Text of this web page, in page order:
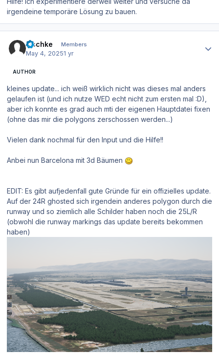
irgendeine temporäre Lösung zu bauen.
zischke Members
May 4, 20251 yr
AUTHOR
kleines update... ich weiß wirklich nicht was dieses mal anders
gelaufen ist (und ich nutze WED echt nicht zum ersten mal :D),
aber ich konnte es grad auch mti der eigenen Hauptdatei fixen
(ohne das mir die polygons zerschossen werden...)
Vielen dank nochmal für den Input und die Hilfe!!
Anbei nun Barcelona mit 3d Bäumen
EDIT: Es gibt aufjedenfall gute Gründe für ein offizielles update.
Auf der 24R ghosted sich irgendein anderes polygon durch die
runway und so ziemlich alle Schilder haben noch die 25L/R
(obwohl die runway markings das update bereits bekommen
haben)